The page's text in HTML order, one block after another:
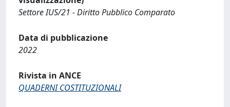
Settore IUS/21 - Diritto Pubblico Comparato
Data di pubblicazione
2022
Rivista in ANCE
QUADERNI COSTITUZIONALI